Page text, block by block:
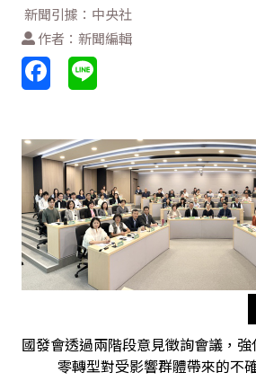
新聞引據：中央社
作者：新聞編輯
國發會透過兩階段意見徵詢會議，
零轉型對受影響群體帶來的不